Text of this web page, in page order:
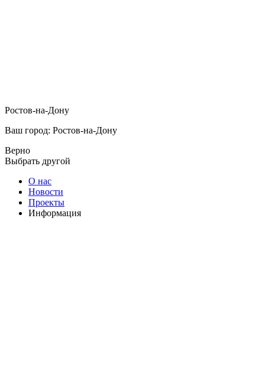
Ростов-на-Дону
Ваш город: Ростов-на-Дону
Верно
Выбрать другой
О нас
Новости
Проекты
Информация